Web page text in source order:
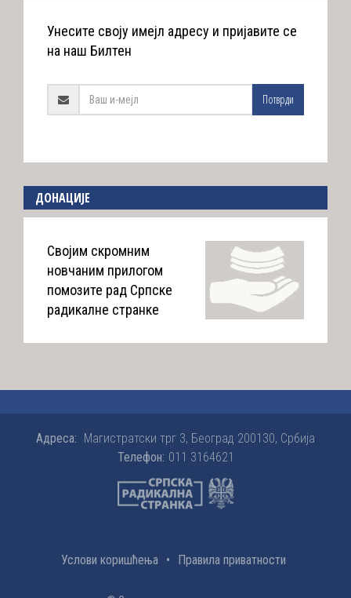
Унесите своју имејл адресу и пријавите се
на наш Билтен
Потврди
ДОНАЦИЈЕ
Својим скромним
новчаним прилогом
помозите рад Српске
радикалне странке
Адреса: Магистратски трг 3, Београд 200130, Србија
Телефон: 011 3164621
Услови коришћења • Правила приватности